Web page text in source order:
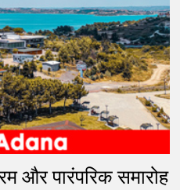
और पारंपरिक समारोह